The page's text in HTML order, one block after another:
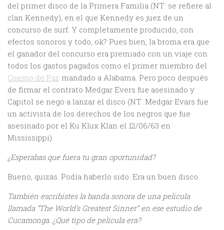
del primer disco de la Primera Familia (NT: se refiere al
clan Kennedy), en el que Kennedy es juez de un
concurso de surf. Y completamente producido, con
efectos sonoros y todo, ok? Pues bien, la broma era que
el ganador del concurso era premiado con un viaje con
todos los gastos pagados como el primer miembro del
Cuerpo de Paz mandado a Alabama. Pero poco después
de firmar el contrato Medgar Evers fue asesinado y
Capitol se negó a lanzar el disco (NT: Medgar Evars fue
un activista de los derechos de los negros que fue
asesinado por el Ku Klux Klan el 12/06/63 en
Mississippi).
¿Esperabas que fuera tu gran oportunidad?
Bueno, quizás. Podía haberlo sido. Era un buen disco.
También escribistes la banda sonora de una película
llamada “The World’s Greatest Sinner” en ese estudio de
Cucamonga. ¿Qué tipo de película era?